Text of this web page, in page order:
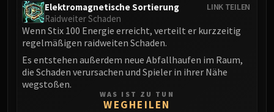
Primal Council
Kurog
Diurna
Raszageth
Lord Marrowgar
LINK TEILEN
Elektromagnetische Sortierung
Raidweiter Schaden
Wenn Stix 100 Energie erreicht, verteilt er kurzzeitig
regelmäßigen raidweiten Schaden.
Es entstehen außerdem neue Abfallhaufen im Raum,
die Schaden verursachen und Spieler in ihrer Nähe
wegstoßen.
WAS IST ZU TUN
WEGHEILEN